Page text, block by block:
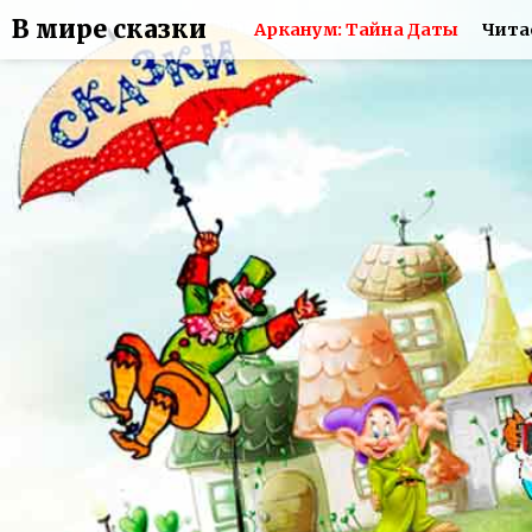
В мире сказки Арканум: Тайна Даты